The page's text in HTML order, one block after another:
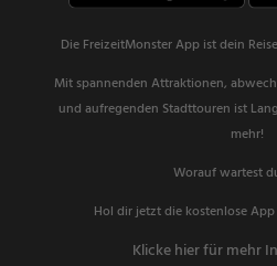
Die FreizeitMonster App ist dein
Mit spannenden Attraktionen,
und aufregenden Stadttouren ist
mehr!
Worauf wartest
Hol dir jetzt die kostenlose
Klicke hier für mehr